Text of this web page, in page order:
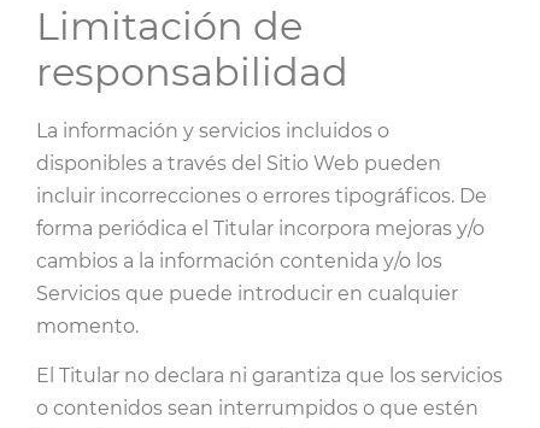
Limitación de
responsabilidad
La información y servicios incluidos o
disponibles a través del Sitio Web pueden
incluir incorrecciones o errores tipográficos. De
forma periódica el Titular incorpora mejoras y/o
cambios a la información contenida y/o los
Servicios que puede introducir en cualquier
momento.
El Titular no declara ni garantiza que los servicios
o contenidos sean interrumpidos o que estén